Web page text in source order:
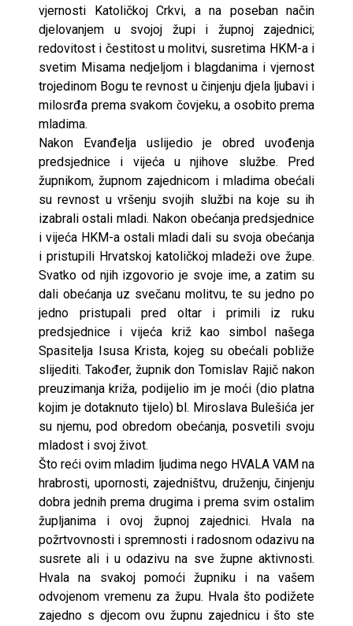
vjernosti Katoličkoj Crkvi, a na poseban način
djelovanjem u svojoj župi i župnoj zajednici;
redovitost i čestitost u molitvi, susretima HKM-a i
svetim Misama nedjeljom i blagdanima i vjernost
trojedinom Bogu te revnost u činjenju djela ljubavi i
milosrđa prema svakom čovjeku, a osobito prema
mladima.
Nakon Evanđelja uslijedio je obred uvođenja
predsjednice i vijeća u njihove službe. Pred
župnikom, župnom zajednicom i mladima obećali
su revnost u vršenju svojih službi na koje su ih
izabrali ostali mladi. Nakon obećanja predsjednice
i vijeća HKM-a ostali mladi dali su svoja obećanja
i pristupili Hrvatskoj katoličkoj mladeži ove župe.
Svatko od njih izgovorio je svoje ime, a zatim su
dali obećanja uz svečanu molitvu, te su jedno po
jedno pristupali pred oltar i primili iz ruku
predsjednice i vijeća križ kao simbol našega
Spasitelja Isusa Krista, kojeg su obećali pobliže
slijediti. Također, župnik don Tomislav Rajič nakon
preuzimanja križa, podijelio im je moći (dio platna
kojim je dotaknuto tijelo) bl. Miroslava Bulešića jer
su njemu, pod obredom obećanja, posvetili svoju
mladost i svoj život.
Što reći ovim mladim ljudima nego HVALA VAM na
hrabrosti, upornosti, zajedništvu, druženju, činjenju
dobra jednih prema drugima i prema svim ostalim
župljanima i ovoj župnoj zajednici. Hvala na
požrtvovnosti i spremnosti i radosnom odazivu na
susrete ali i u odazivu na sve župne aktivnosti.
Hvala na svakoj pomoći župniku i na vašem
odvojenom vremenu za župu. Hvala što podižete
zajedno s djecom ovu župnu zajednicu i što ste